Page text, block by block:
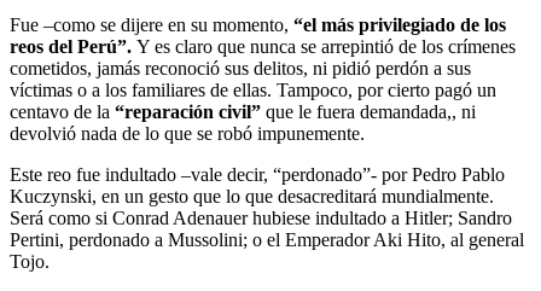
Fue –como se dijere en su momento, “el más privilegiado de los
reos del Perú”. Y es claro que nunca se arrepintió de los crímenes
cometidos, jamás reconoció sus delitos, ni pidió perdón a sus
víctimas o a los familiares de ellas. Tampoco, por cierto pagó un
centavo de la “reparación civil” que le fuera demandada,, ni
devolvió nada de lo que se robó impunemente.
Este reo fue indultado –vale decir, “perdonado”- por Pedro Pablo
Kuczynski, en un gesto que lo que desacreditará mundialmente.
Será como si Conrad Adenauer hubiese indultado a Hitler; Sandro
Pertini, perdonado a Mussolini; o el Emperador Aki Hito, al general
Tojo.